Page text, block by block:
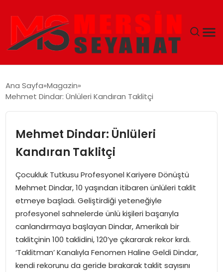
EĞITIM
TEKNOLOJI
GÜNCEL
Ana Sayfa Magazin
Mehmet Dindar: Ünlüleri Kandıran Taklitçi
Mehmet Dindar: Ünlüleri
Kandıran Taklitçi
Çocukluk Tutkusu Profesyonel Kariyere Dönüştü
Mehmet Dindar, 10 yaşından itibaren ünlüleri taklit
etmeye başladı. Geliştirdiği yeteneğiyle
profesyonel sahnelerde ünlü kişileri başarıyla
canlandırmaya başlayan Dindar, Amerikalı bir
taklitçinin 100 taklidini, 120’ye çıkararak rekor kırdı.
‘Taklitman’ Kanalıyla Fenomen Haline Geldi Dindar,
kendi rekorunu da geride bırakarak taklit sayısını